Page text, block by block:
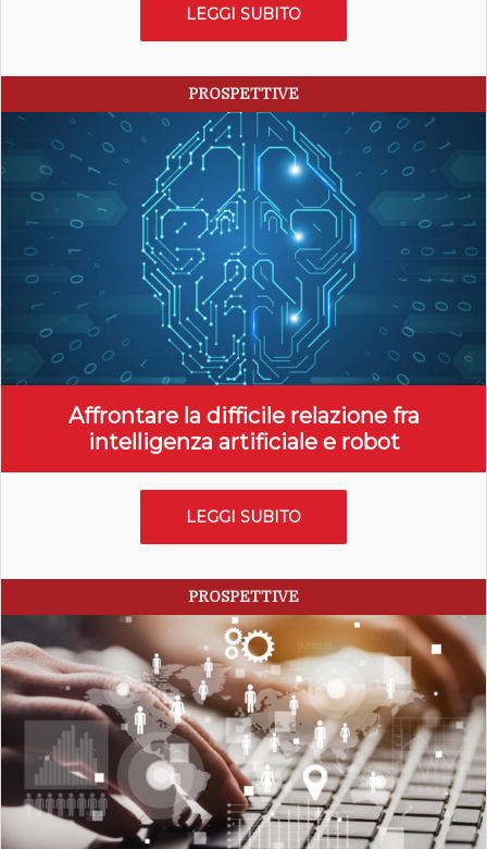
LEGGI SUBITO
PROSPETTIVE
Affrontare la difficile relazione fra
intelligenza artificiale e robot
LEGGI SUBITO
PROSPETTIVE